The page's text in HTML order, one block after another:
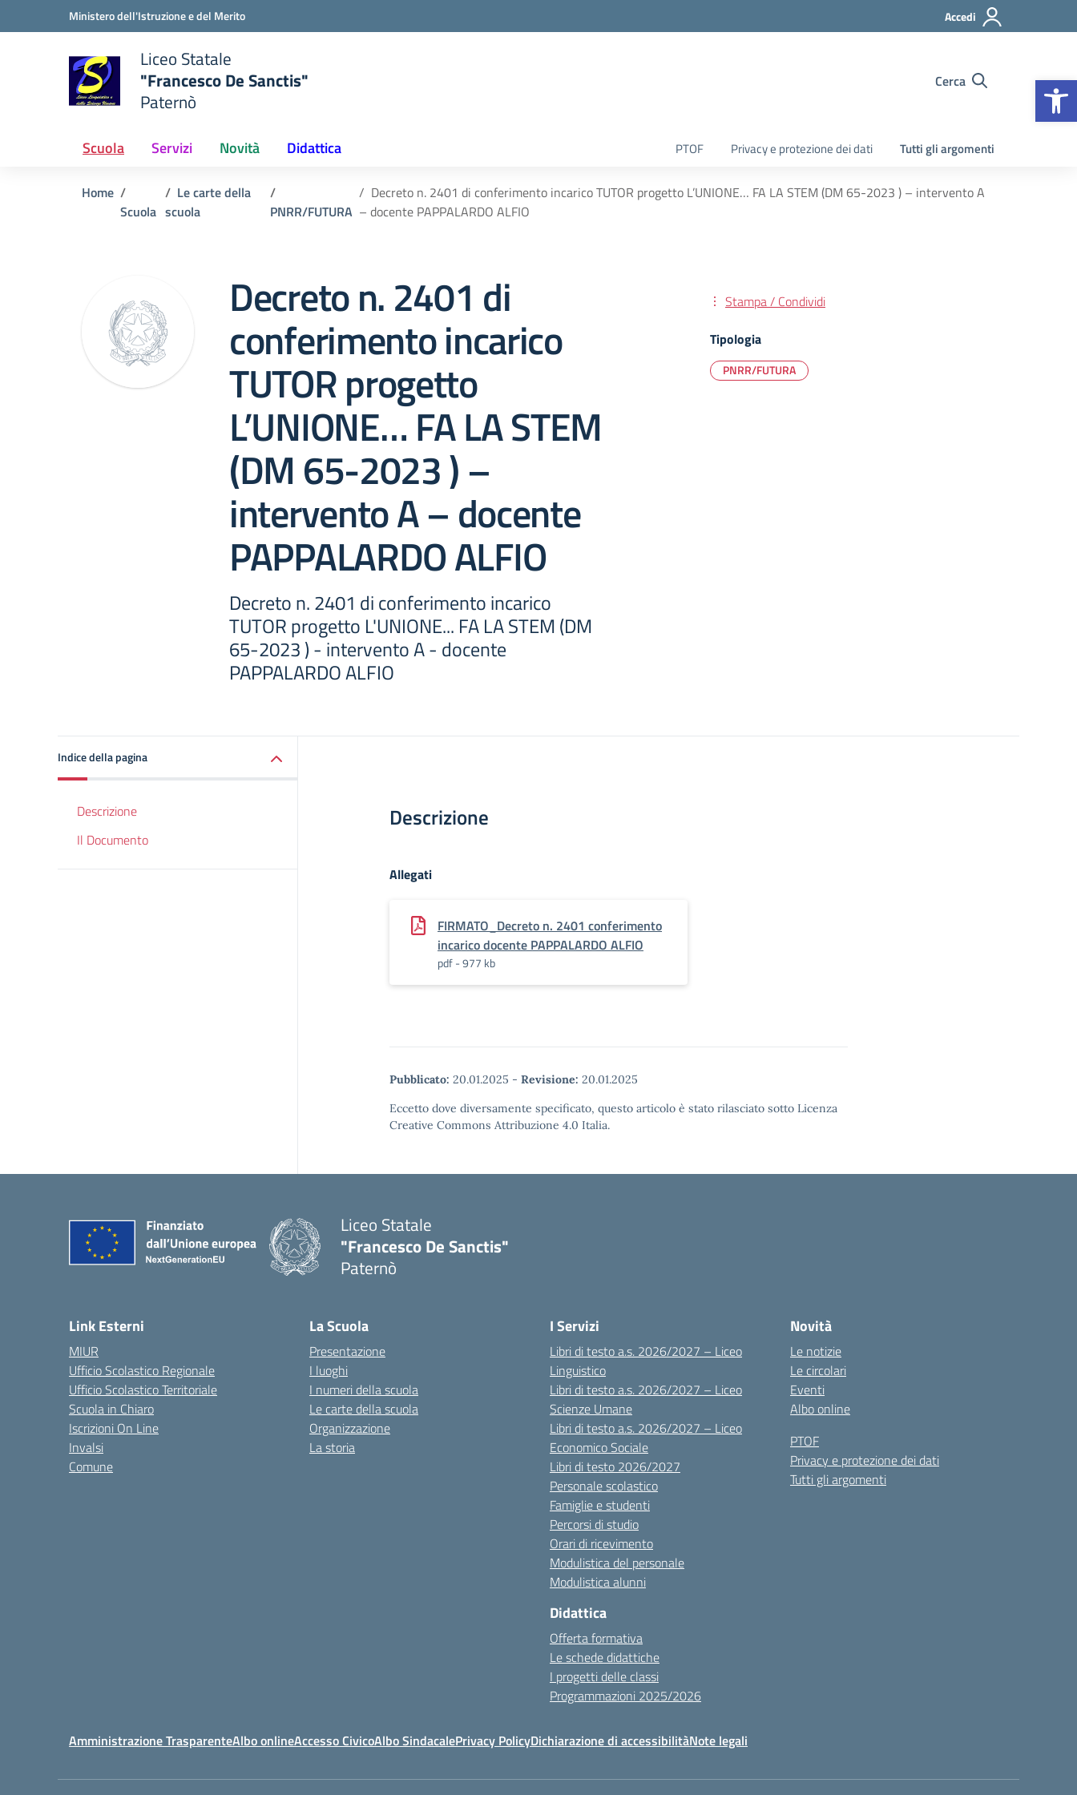
Vai ai contenuti
Vai al menu di navigazioneMinistero dell'Istruzione e del Merito Accedi
scuola
Liceo Statale
"Francesco De Sanctis"
Paternò
Cerca
Scuola Servizi Novità Didattica PTOF Privacy e protezione dei dati Tutti gli argomenti
Home
Scuola
Le carte della
scuola
PNRR/FUTURA
Decreto n. 2401 di conferimento incarico TUTOR progetto L’UNIONE… FA LA STEM (DM 65-2023 ) – intervento A
– docente PAPPALARDO ALFIO
Decreto n. 2401 di
conferimento incarico
TUTOR progetto
L’UNIONE… FA LA STEM
(DM 65-2023 ) –
intervento A – docente
PAPPALARDO ALFIO
Decreto n. 2401 di conferimento incarico
TUTOR progetto L'UNIONE... FA LA STEM (DM
65-2023 ) - intervento A - docente
PAPPALARDO ALFIO
Stampa / Condividi
Tipologia
PNRR/FUTURA
Indice della pagina
Descrizione
Il Documento
Descrizione
Allegati
FIRMATO_Decreto n. 2401 conferimento
incarico docente PAPPALARDO ALFIO
pdf - 977 kb
Pubblicato: 20.01.2025 - Revisione: 20.01.2025
Eccetto dove diversamente specificato, questo articolo è stato rilasciato sotto Licenza
Creative Commons Attribuzione 4.0 Italia.
Liceo Statale
"Francesco De Sanctis"
Paternò
Link Esterni
MIUR
Ufficio Scolastico Regionale
Ufficio Scolastico Territoriale
Scuola in Chiaro
Iscrizioni On Line
Invalsi
Comune
La Scuola
Presentazione
I luoghi
I numeri della scuola
Le carte della scuola
Organizzazione
La storia
I Servizi
Libri di testo a.s. 2026/2027 – Liceo
Linguistico
Libri di testo a.s. 2026/2027 – Liceo
Scienze Umane
Libri di testo a.s. 2026/2027 – Liceo
Economico Sociale
Libri di testo 2026/2027
Personale scolastico
Famiglie e studenti
Percorsi di studio
Orari di ricevimento
Modulistica del personale
Modulistica alunni
Didattica
Offerta formativa
Le schede didattiche
I progetti delle classi
Programmazioni 2025/2026
Novità
Le notizie
Le circolari
Eventi
Albo online
PTOF
Privacy e protezione dei dati
Tutti gli argomenti
Amministrazione TrasparenteAlbo onlineAccesso CivicoAlbo SindacalePrivacy PolicyDichiarazione di accessibilitàNote legali